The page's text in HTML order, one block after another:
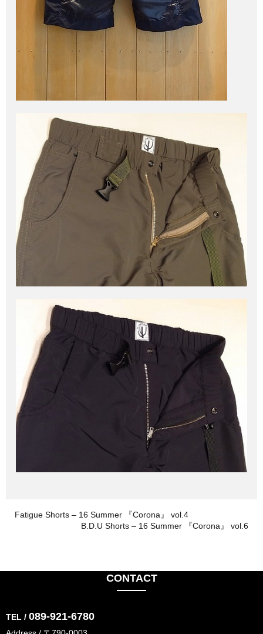
Fatigue Shorts – 16 Summer 『Corona』 vol.4
B.D.U Shorts – 16 Summer 『Corona』 vol.6
CONTACT
TEL / 089-921-6780